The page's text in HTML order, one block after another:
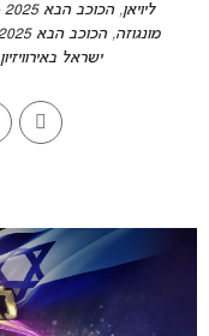
ליויאן,הכוכב הבא 2025 - עילאי אבידני
מונגוזה,הכוכב הבא 2025 - שירה קנופ
ישראל באירוויזיון